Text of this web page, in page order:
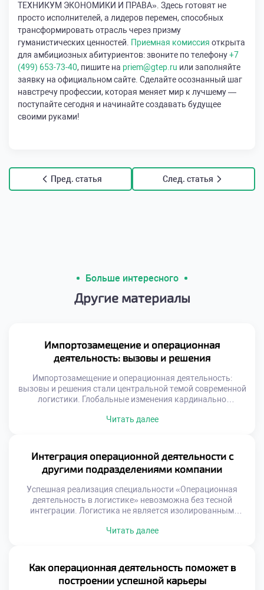
ТЕХНИКУМ ЭКОНОМИКИ И ПРАВА». Здесь готовят не
просто исполнителей, а лидеров перемен, способных
трансформировать отрасль через призму
гуманистических ценностей.
Приемная комиссия открыта
для амбициозных абитуриентов: звоните по телефону+7
(499) 653-73-40, пишите на priem@gtep.ru или заполняйте
заявку на официальном сайте. Сделайте осознанный шаг
навстречу профессии, которая меняет мир к лучшему —
поступайте сегодня и начинайте создавать будущее
своими руками!
Пред. статья След. статья
Больше интересного
Другие материалы
Импортозамещение и операционная
деятельность: вызовы и решения
Импортозамещение и операционная деятельность:
вызовы и решения стали центральной темой современной
логистики. Глобальные изменения кардинально
ресурсов. Специалистам приходится выстраивать новые
новым условиям требует нестандартного мышления и
гибкости. Трансформация экономики создает
уникальный спрос на квалифицированные кадры.
Работодатели ищут специалистов, […]
Читать далее
Интеграция операционной деятельности с
другими подразделениями компании
Успешная реализация специальности «Операционная
деятельность в логистике» невозможна без тесной
интеграции. Логистика не является изолированным
Эффективность операций напрямую зависит от качества
интересов. Синергия подразделений создает устойчивое
конкурентное преимущество бизнеса. Многие компании
страдают от функциональных разрывов и локальной
Читать далее
Как операционная деятельность поможет в
построении успешной карьеры